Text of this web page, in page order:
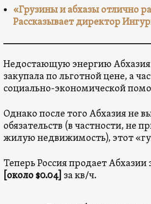
«Грузины и абхазы отлично
Рассказывает директор
Недостающую энергию Абхазия
закупала по льготной цене, а
социально-экономической
Однако после того Абхазия не
обязательств (в частности, не
жилую недвижимость), этот
Теперь Россия продает
[около $0.04] за кв/ч.